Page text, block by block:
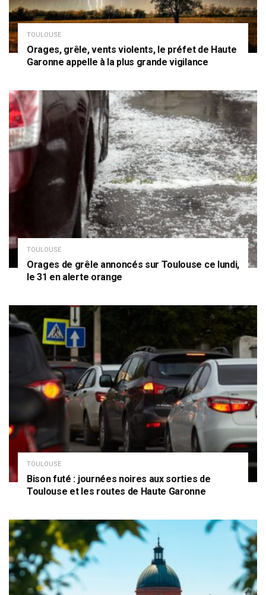
TOULOUSE
Orages, grêle, vents violents, le préfet de Haute
Garonne appelle à la plus grande vigilance
TOULOUSE
Orages de grêle annoncés sur Toulouse ce lundi,
le 31 en alerte orange
TOULOUSE
Bison futé : journées noires aux sorties de
Toulouse et les routes de Haute Garonne